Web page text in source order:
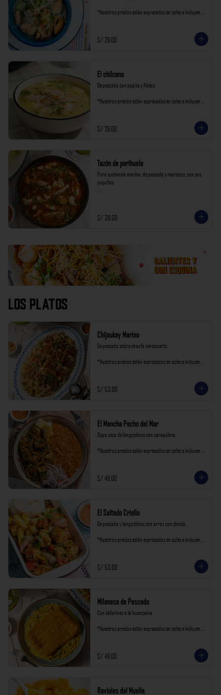
*Nuestros precios están expresados en soles e incluyen
S/ 29.00
El chilcano
De pescado con papita y fideos
*Nuestros precios están expresados en soles e incluyen
S/ 29.00
Tazón de parihuela
Pura sustancia marina, de pescado y mariscos, con sus
yuquitas.
S/ 39.00
Los Platos
Chijaukay Marino
De pescado sobre chaufa aeropuerto.
*Nuestros precios están expresados en soles e incluyen
S/ 53.00
El Mancha Pecho del Mar
Sopa seca de langostinos con carapulcra.
*Nuestros precios están expresados en soles e incluyen
S/ 49.00
El Saltado Criollo
De pescado y langostinos con arroz con choclo.
*Nuestros precios están expresados en soles e incluyen
S/ 53.00
Milanesa de Pescado
Con tallarines a la huancaína
*Nuestros precios están expresados en soles e incluyen
S/ 49.00
Ravioles del Muelle